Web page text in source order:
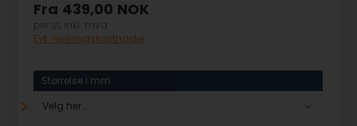
Fra 439,00 NOK
Evt. leveringskostnader
Størrelse i mm